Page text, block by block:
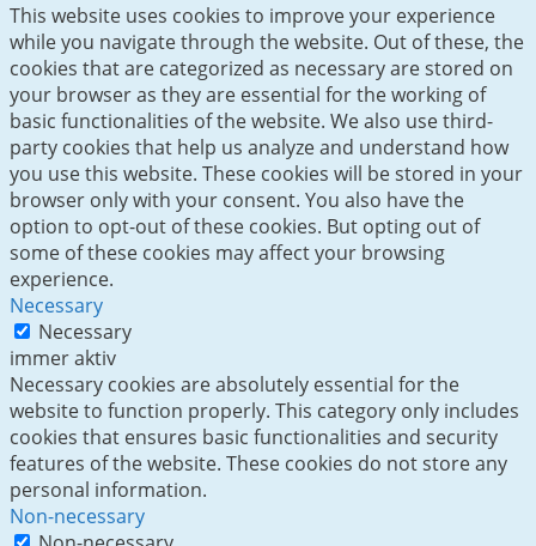
This website uses cookies to improve your experience
while you navigate through the website. Out of these, the
cookies that are categorized as necessary are stored on
your browser as they are essential for the working of
basic functionalities of the website. We also use third-
party cookies that help us analyze and understand how
you use this website. These cookies will be stored in your
browser only with your consent. You also have the
option to opt-out of these cookies. But opting out of
some of these cookies may affect your browsing
experience.
Necessary
Necessary
immer aktiv
Necessary cookies are absolutely essential for the
website to function properly. This category only includes
cookies that ensures basic functionalities and security
features of the website. These cookies do not store any
personal information.
Non-necessary